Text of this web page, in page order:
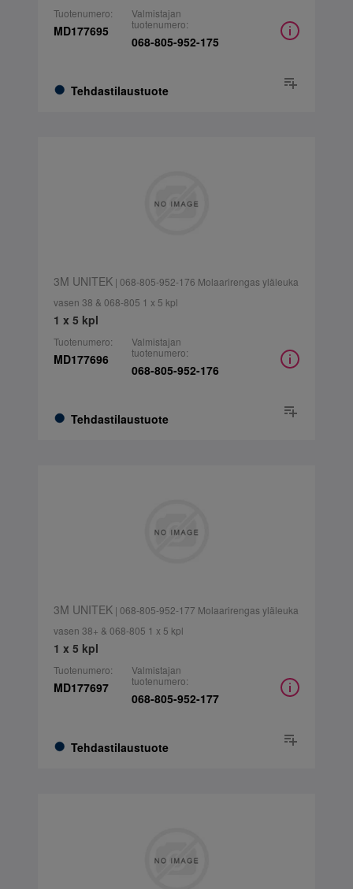
Tuotenumero:
MD177695
Tehdastilaustuote
Valmistajan
tuotenumero:
068-805-952-175
3M UNITEK| 068-805-952-176 Molaarirengas yläleuka
vasen 38 & 068-805 1 x 5 kpl
1 x 5 kpl
Tuotenumero:
MD177696
Tehdastilaustuote
Valmistajan
tuotenumero:
068-805-952-176
3M UNITEK| 068-805-952-177 Molaarirengas yläleuka
vasen 38+ & 068-805 1 x 5 kpl
1 x 5 kpl
Tuotenumero:
MD177697
Tehdastilaustuote
Valmistajan
tuotenumero:
068-805-952-177